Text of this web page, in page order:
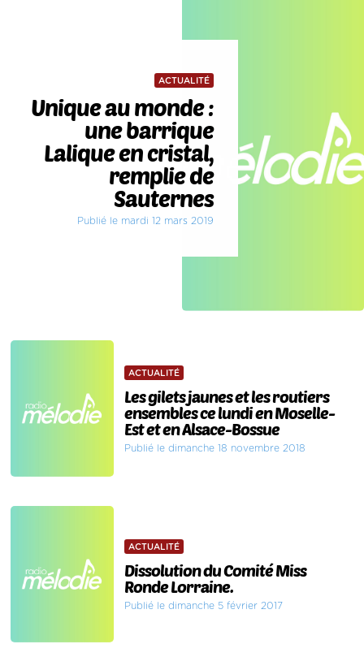
ACTUALITÉ
Unique au monde :
une barrique
Lalique en cristal,
remplie de
Sauternes
Publié le mardi 12 mars 2019
ACTUALITÉ
Les gilets jaunes et les routiers
ensembles ce lundi en Moselle-
Est et en Alsace-Bossue
Publié le dimanche 18 novembre 2018
ACTUALITÉ
Dissolution du Comité Miss
Ronde Lorraine.
Publié le dimanche 5 février 2017